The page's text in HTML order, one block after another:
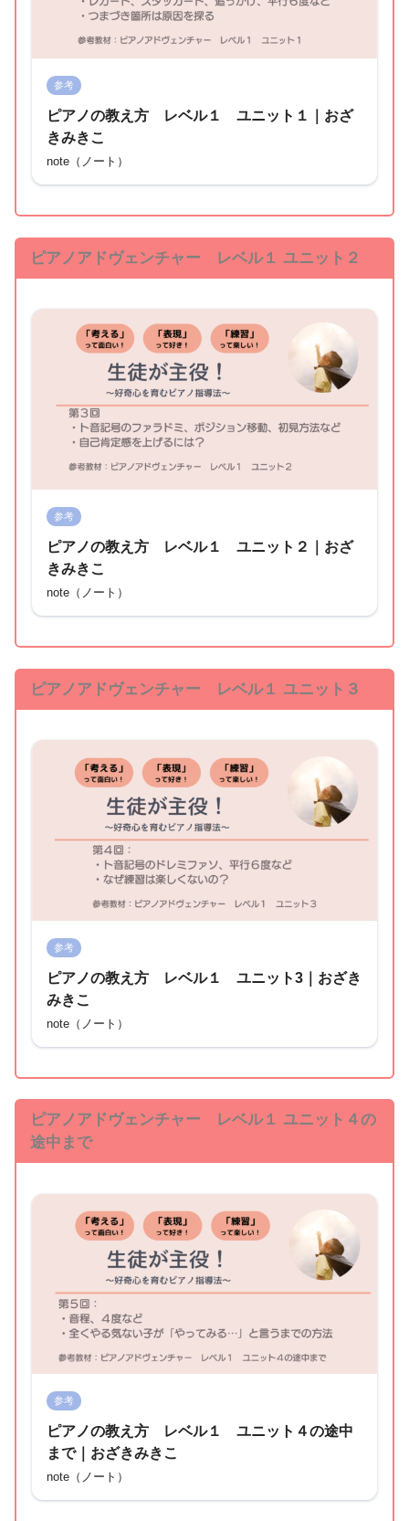
参考
ピアノの教え方 レベル１ ユニット１｜おざ
きみきこ
note（ノート）
ピアノアドヴェンチャー レベル１ ユニット２
参考
ピアノの教え方 レベル１ ユニット２｜おざ
きみきこ
note（ノート）
ピアノアドヴェンチャー レベル１ ユニット３
参考
ピアノの教え方 レベル１ ユニット3｜おざき
みきこ
note（ノート）
ピアノアドヴェンチャー レベル１ ユニット４の
途中まで
参考
ピアノの教え方 レベル１ ユニット４の途中
まで｜おざきみきこ
note（ノート）